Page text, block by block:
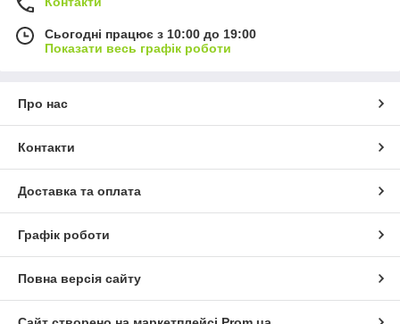
Сьогодні працює з 10:00 до 19:00
Показати весь графік роботи
Про нас
Контакти
Доставка та оплата
Графік роботи
Повна версія сайту